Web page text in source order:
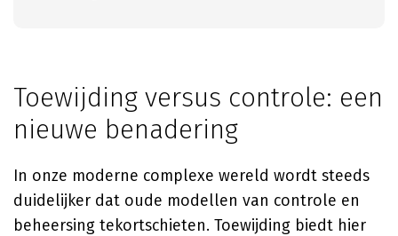
Toewijding versus controle: een
nieuwe benadering
In onze moderne complexe wereld wordt steeds
duidelijker dat oude modellen van controle en
beheersing tekortschieten. Toewijding biedt hier